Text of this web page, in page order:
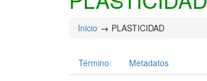
Inicio PLASTICIDAD
Término Metadatos